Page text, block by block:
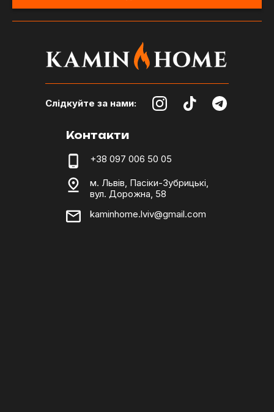
Слідкуйте за нами:
Контакти
+38 097 006 50 05
м. Львів, Пасіки-Зубрицькі,
вул. Дорожна, 58
kaminhome.lviv@gmail.com